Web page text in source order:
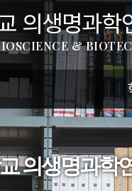
의생명과학
&
의생명과학